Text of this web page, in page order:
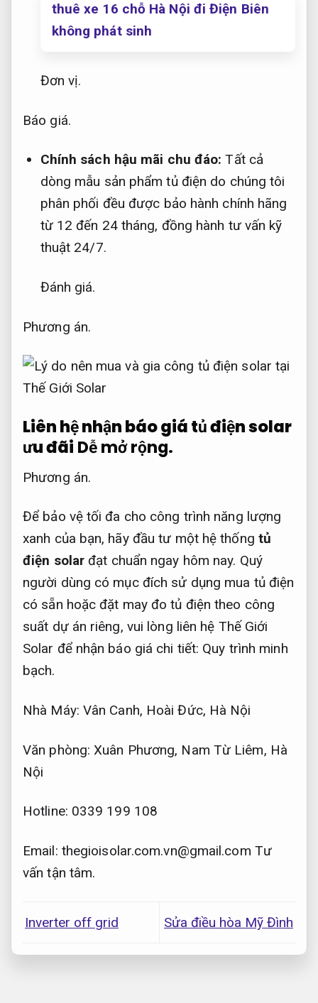
thuê xe 16 chỗ Hà Nội đi Điện Biên
không phát sinh
Đơn vị.
Báo giá.
Chính sách hậu mãi chu đáo: Tất cả
dòng mẫu sản phẩm tủ điện do chúng tôi
phân phối đều được bảo hành chính hãng
từ 12 đến 24 tháng, đồng hành tư vấn kỹ
thuật 24/7.
Đánh giá.
Phương án.
Liên hệ nhận báo giá tủ điện solar
ưu đãi Dễ mở rộng.
Phương án.
Để bảo vệ tối đa cho công trình năng lượng
xanh của bạn, hãy đầu tư một hệ thống tủ
điện solar đạt chuẩn ngay hôm nay. Quý
người dùng có mục đích sử dụng mua tủ điện
có sẵn hoặc đặt may đo tủ điện theo công
suất dự án riêng, vui lòng liên hệ Thế Giới
Solar để nhận báo giá chi tiết: Quy trình minh
bạch.
Nhà Máy: Vân Canh, Hoài Đức, Hà Nội
Văn phòng: Xuân Phương, Nam Từ Liêm, Hà
Nội
Hotline: 0339 199 108
Email: thegioisolar.com.vn@gmail.com Tư
vấn tận tâm.
Inverter off grid Sửa điều hòa Mỹ Đình